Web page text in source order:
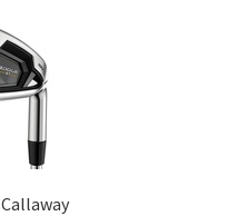
Callaway